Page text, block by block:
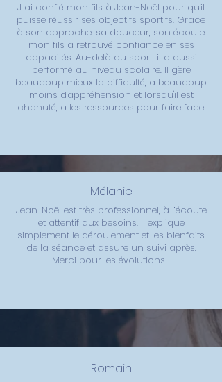
J ai confié mon fils à Jean-Noël pour qu'il
puisse réussir ses objectifs sportifs. Grâce
à son approche, sa douceur, son écoute,
mon fils a retrouvé confiance en ses
capacités. Au-delà du sport, il a aussi
performé au niveau scolaire. Il gère
beaucoup mieux la difficulté, a beaucoup
moins d'appréhension et lorsqu'il est
chahuté, a les ressources pour faire face.
Mélanie
Jean-Noël est très professionnel, à l’écoute
et attentif aux besoins. Il explique
simplement le déroulement et les bienfaits
de la séance et assure un suivi après.
Merci pour les évolutions !
Romain